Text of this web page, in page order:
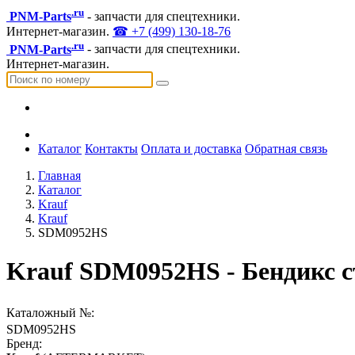
PNM-Parts.ru - запчасти для спецтехники.
Интернет-магазин. ☎ +7 (499) 130-18-76
PNM-Parts.ru - запчасти для спецтехники.
Интернет-магазин.
Каталог Контакты Оплата и доставка Обратная связь
Главная
Каталог
Krauf
Krauf
SDM0952HS
Krauf SDM0952HS - Бендикс
Каталожный №:
SDM0952HS
Бренд: